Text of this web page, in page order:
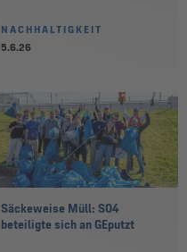
NACHHALTIGKEIT
5.6.26
Säckeweise Müll: S04
beteiligte sich an GEputzt